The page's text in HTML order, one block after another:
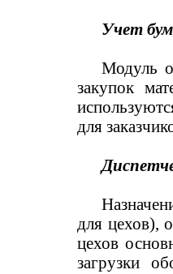
Учет
Модуль
закупок
для
для цехов),
цехов
загрузки